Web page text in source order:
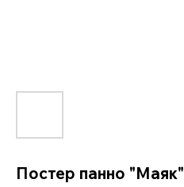
Постер панно "Маяк"